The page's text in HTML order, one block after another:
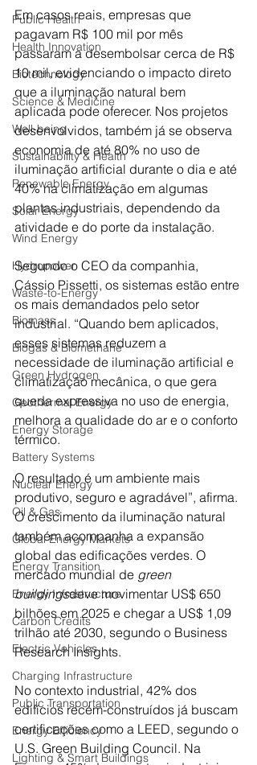
Public Health
Health Innovation
Biotechnology
Science & Medicine
Well-being
Sustainability & Health
Renewable Energy
Solar Energy
Wind Energy
Hydropower
Waste-to-Energy
Biomass
Biogas & Biomethane
Green Hydrogen
Geothermal Energy
Energy Storage
Battery Systems
Nuclear Energy
Oil & Gas
Global Energy Markets
Energy Transition
Energy Infrastructure
Carbon Credits
Electric Vehicles
Charging Infrastructure
Public Transportation
Energy Efficiency
Lighting & Smart Buildings
Em casos reais, empresas que
pagavam R$ 100 mil por mês
passaram a desembolsar cerca de R$
10 mil, evidenciando o impacto direto
que a iluminação natural bem
aplicada pode oferecer. Nos projetos
desenvolvidos, também já se observa
economia de até 80% no uso de
iluminação artificial durante o dia e até
40% na climatização em algumas
plantas industriais, dependendo da
atividade e do porte da instalação.
Segundo o CEO da companhia,
Cássio Pissetti, os sistemas estão entre
os mais demandados pelo setor
industrial. “Quando bem aplicados,
esses sistemas reduzem a
necessidade de iluminação artificial e
climatização mecânica, o que gera
queda expressiva no uso de energia,
melhora a qualidade do ar e o conforto
térmico.
O resultado é um ambiente mais
produtivo, seguro e agradável”, afirma.
O crescimento da iluminação natural
também acompanha a expansão
global das edificações verdes. O
mercado mundial de green
buildingsdeve movimentar US$ 650
bilhões em 2025 e chegar a US$ 1,09
trilhão até 2030, segundo o Business
Research Insights.
No contexto industrial, 42% dos
edifícios recém-construídos já buscam
certificações como a LEED, segundo o
U.S. Green Building Council. Na